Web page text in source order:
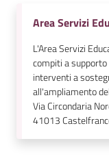
Area Servizi
L'Area Servizi
compiti a
interventi a
all'ampliamento
Via Circondaria
41013